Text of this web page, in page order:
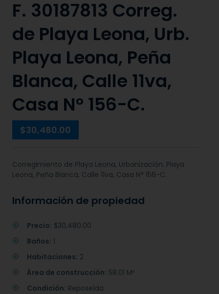
F. 30187813 Correg.
de Playa Leona, Urb.
Playa Leona, Peña
Blanca, Calle 11va,
Casa N° 156-C.
$30,480.00
Corregimiento de Playa Leona, Urbanización. Playa
Leona, Peña Blanca, Calle 11va, Casa N° 156-C.
Información de propiedad
Precio: $30,480.00
Baños: 1
Habitaciones: 2
Área de construcción: 58.01 M²
Condición: Reposeída